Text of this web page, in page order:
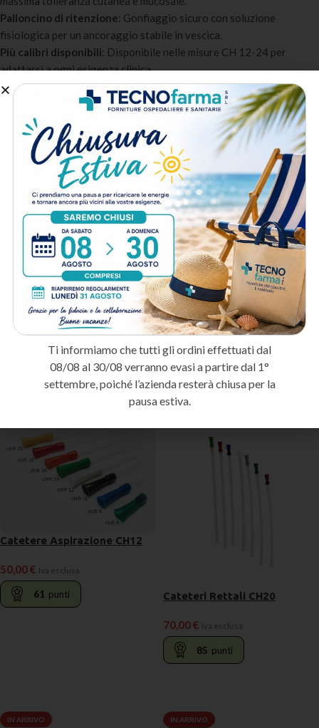
Palloncino di ritenzione: Gonfiaggio sicuro con soluzione
fisiologica per un ancoraggio stabile in vescica.
Più calibri disponibili: Disponibile nelle misure CH 12-24 per
adattarsi a ogni esigenza clinica.
Design anti-ostruzione: Fori di drenaggio ottimizzati per
garantire un flusso continuo senza blocchi.
Confezionamento sterile
: Sterile ETO, confezionamento singolo
con kit completo per il cateterismo.
A chi è destinato:
Reparti ospedalieri e terapia intensiva: Per il monitoraggio della
diuresi e il drenaggio urinario in pazienti critici.
Ambulatori urologici: Per procedure diagnostiche e terapeutiche
in ambito urologico.
Assistenza domiciliare e RSA: Per la gestione del catetere
vescicale a lungo termine nei pazienti non autosufficienti.
Metodo di spedizione
Prodotti correlati
Catetere Aspirazione CH12
50,00€ Iva esclusa
61 punti
PRENOTA
Cateteri Rettali CH20
70,00€ Iva esclusa
85 punti
IN ARRIVO
IN ARRIVO
Ti informiamo che tutti gli ordini effettuati dal
08/08 al 30/08 verranno evasi a partire dal 1°
settembre, poiché l’azienda resterà chiusa per la
pausa estiva.